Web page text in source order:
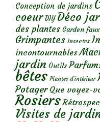
Conception de jardins
coeur DIY Déco
des plantes Garden
Grimpantes Insectes
incontournables
jardin Outils
bêtes Plantes d’intérieur
Potager Que voyez-
Rosiers
Visites de